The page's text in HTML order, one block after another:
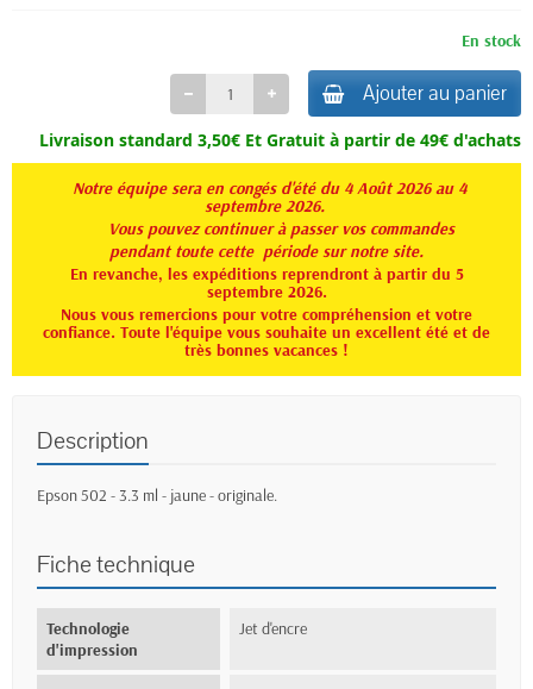
En stock
Ajouter au panier
Livraison standard 3,50€ Et Gratuit à partir de 49€ d'achats
Notre équipe sera en congés d'été du 4 Août 2026 au 4
septembre 2026.
Vous pouvez continuer à passer vos commandes
pendant toute cette période sur notre site.
En revanche, les expéditions reprendront à partir du 5
septembre 2026.
Nous vous remercions pour votre compréhension et votre
confiance. Toute l'équipe vous souhaite un excellent été et de
très bonnes vacances !
Description
Epson 502 - 3.3 ml - jaune - originale.
Fiche technique
Technologie
d'impression
Jet d'encre